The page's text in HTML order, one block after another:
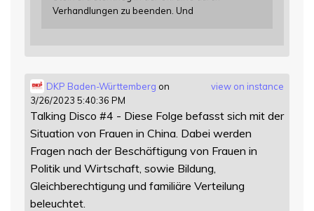
Verhandlungen zu beenden. Und
view on instance
DKP Baden-Württemberg on
3/26/2023 5:40:36 PM
Talking Disco #4 - Diese Folge befasst sich mit der
Situation von Frauen in China. Dabei werden
Fragen nach der Beschäftigung von Frauen in
Politik und Wirtschaft, sowie Bildung,
Gleichberechtigung und familiäre Verteilung
beleuchtet.